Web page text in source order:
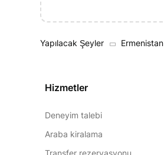
Yapılacak Şeyler Ermenistan
Hizmetler
Deneyim talebi
Araba kiralama